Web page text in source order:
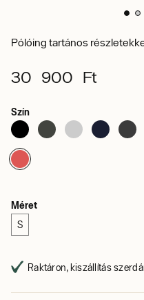
Pólóing tartános
30 900 Ft
Szín
Méret
S
Raktáron, kiszállítás